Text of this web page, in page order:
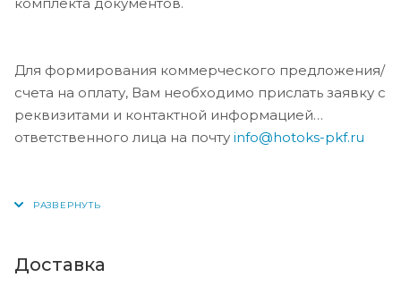
Для формирования коммерческого предложения/
счета на оплату, Вам необходимо прислать заявку с
реквизитами и контактной информацией
ответственного лица на почту info@hotoks-pkf.ru
Доставка